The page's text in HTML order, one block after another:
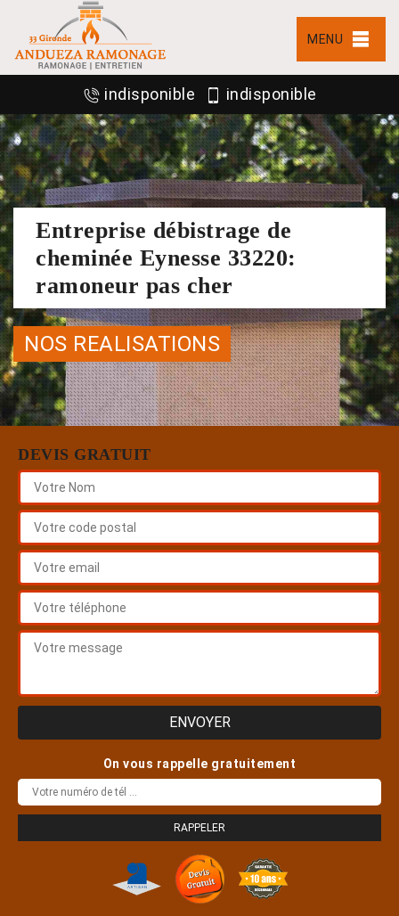
MENU
indisponible indisponible
Entreprise débistrage de
cheminée Eynesse 33220:
ramoneur pas cher
NOS REALISATIONS
DEVIS GRATUIT
On vous rappelle gratuitement